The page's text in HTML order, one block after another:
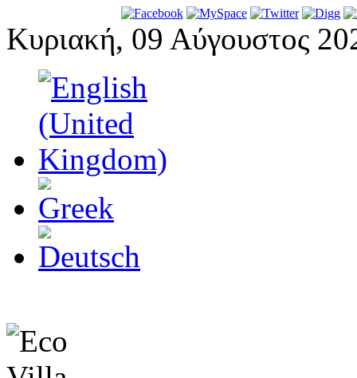
Κυριακή, 09 Αύγουστος